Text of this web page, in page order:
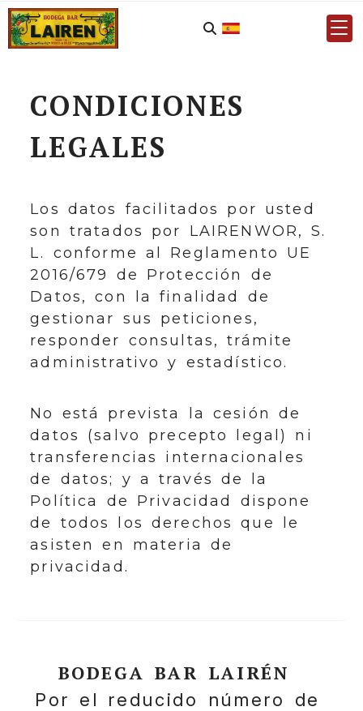
CONDICIONES
LEGALES
Los datos facilitados por usted
son tratados por LAIRENWOR, S.
L.
conforme al Reglamento UE
2016/679 de Protección de
Datos, con la finalidad de
gestionar sus peticiones,
responder consultas, trámite
administrativo y estadístico.
No está prevista la cesión de
datos (salvo precepto legal) ni
transferencias internacionales
de datos; y a través de la
Política de Privacidad dispone
de todos los derechos que le
asisten en materia de
privacidad.
BODEGA BAR LAIRÉN
Por el reducido número de